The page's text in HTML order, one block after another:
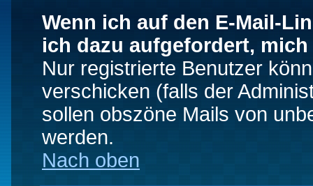
Wenn ich auf den E-Mail-
ich dazu aufgefordert,
Nur registrierte Benutzer
verschicken (falls der
sollen obszöne Mails von
werden.
Nach oben